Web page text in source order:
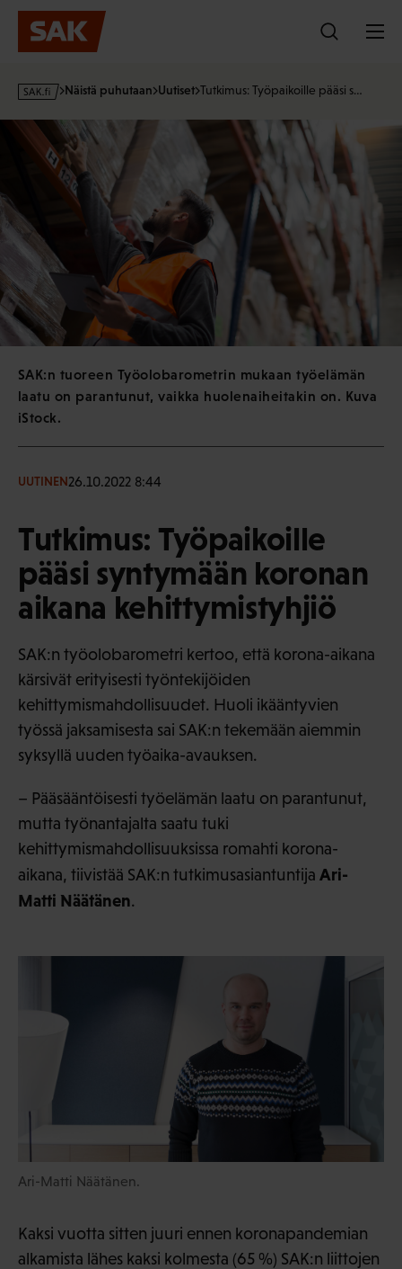
Hyppää
sisältöön
s
Näistä puhutaan Uutiset Tutkimus: Työpaikoille pääsi s…
SAK:n tuoreen Työolobarometrin mukaan työelämän
laatu on parantunut, vaikka huolenaiheitakin on. Kuva
iStock.
UUTINEN26.10.2022 8:44
Tutkimus: Työpaikoille
pääsi syntymään koronan
aikana kehittymistyhjiö
SAK:n työolobarometri kertoo, että korona-aikana
kärsivät erityisesti työntekijöiden
kehittymismahdollisuudet. Huoli ikääntyvien
työssä jaksamisesta sai SAK:n tekemään aiemmin
syksyllä uuden työaika-avauksen.
– Pääsääntöisesti työelämän laatu on parantunut,
mutta työnantajalta saatu tuki
kehittymismahdollisuuksissa romahti korona-
aikana, tiivistää SAK:n tutkimusasiantuntija Ari-
Matti Näätänen.
Ari-Matti Näätänen.
Kaksi vuotta sitten juuri ennen koronapandemian
alkamista lähes kaksi kolmesta (65 %) SAK:n liittojen